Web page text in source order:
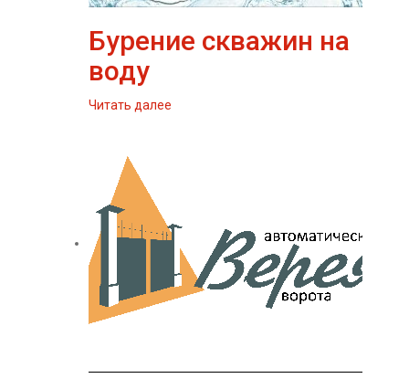
Бурение скважин на
воду
Читать далее